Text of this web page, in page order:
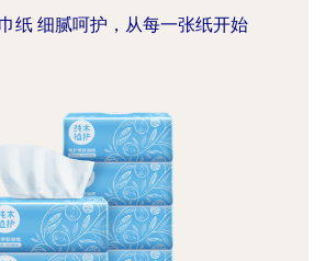
纸 细腻呵护，从每一张纸开始